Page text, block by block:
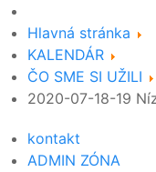
Hlavná stránka
KALENDÁR
ČO SME SI UŽILI
2020-07-18-19
kontakt
ADMIN ZÓNA